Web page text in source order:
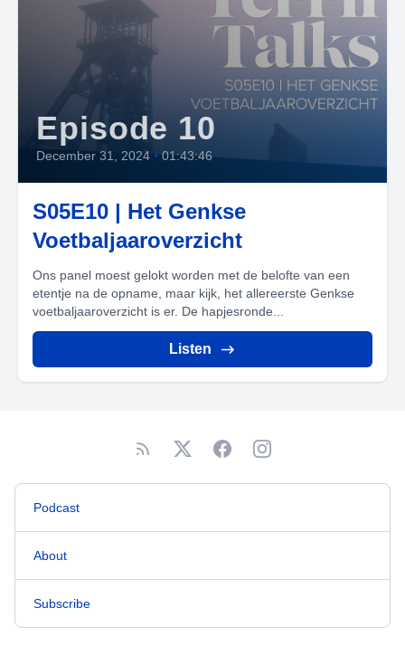
Episode 10
December 31, 2024 • 01:43:46
S05E10 | Het Genkse
Voetbaljaaroverzicht
Ons panel moest gelokt worden met de belofte van een
etentje na de opname, maar kijk, het allereerste Genkse
voetbaljaaroverzicht is er. De hapjesronde...
Listen
Podcast
About
Subscribe